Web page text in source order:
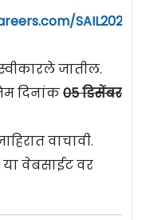
स्वीकारले जातील.
दिनांक05 डिसेंबर
वाचावी.
या वेबसाईट वर